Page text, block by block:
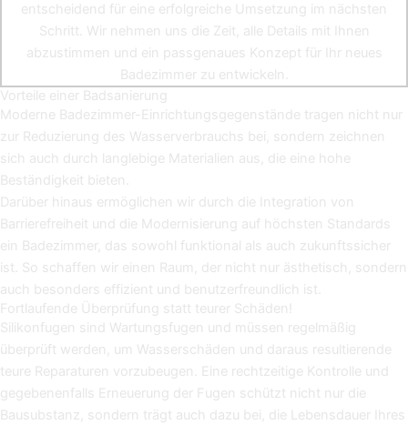
entscheidend für eine erfolgreiche Umsetzung im nächsten
Schritt. Wir nehmen uns die Zeit, alle Details mit Ihnen
abzustimmen und ein passgenaues Konzept für Ihr neues
Badezimmer zu entwickeln.
Vorteile einer Badsanierung
Moderne Badezimmer-Einrichtungsgegenstände tragen nicht nur
zur Reduzierung des Wasserverbrauchs bei, sondern zeichnen
sich auch durch langlebige Materialien aus, die eine hohe
Beständigkeit bieten.
Darüber hinaus ermöglichen wir durch die Integration von
Barrierefreiheit und die Modernisierung auf höchsten Standards
ein Badezimmer, das sowohl funktional als auch zukunftssicher
ist. So schaffen wir einen Raum, der nicht nur ästhetisch, sondern
auch besonders effizient und benutzerfreundlich ist.
Fortlaufende Überprüfung statt teurer Schäden!
Silikonfugen sind Wartungsfugen und müssen regelmäßig
überprüft werden, um Wasserschäden und daraus resultierende
teure Reparaturen vorzubeugen. Eine rechtzeitige Kontrolle und
gegebenenfalls Erneuerung der Fugen schützt nicht nur die
Bausubstanz, sondern trägt auch dazu bei, die Lebensdauer Ihres